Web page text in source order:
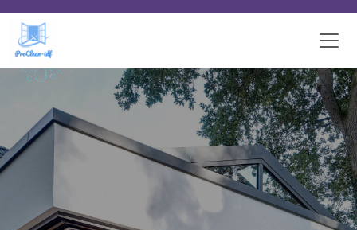
Skip to main content